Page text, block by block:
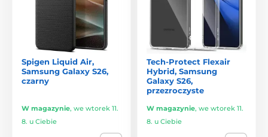
Spigen Liquid Air,
Samsung Galaxy S26,
czarny
W magazynie, we wtorek 11.
8. u Ciebie
Tech-Protect Flexair
Hybrid, Samsung
Galaxy S26,
przezroczyste
W magazynie, we wtorek 11.
8. u Ciebie